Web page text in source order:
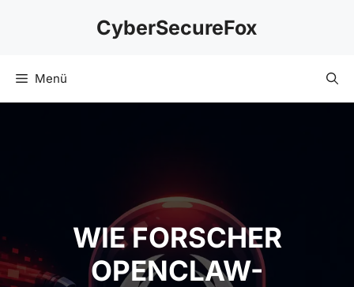
CyberSecureFox
Menü
WIE FORSCHER
OPENCLAW-AGENTEN